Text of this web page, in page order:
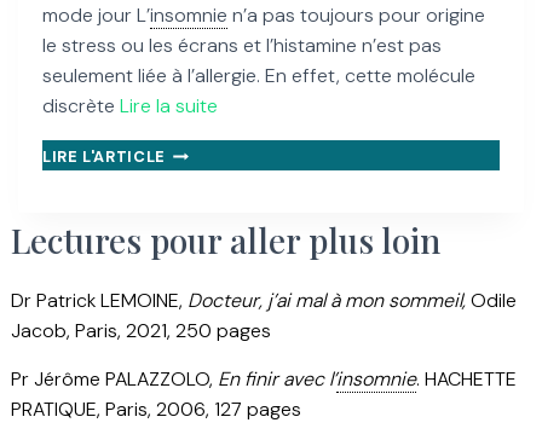
mode jour L’insomnie n’a pas toujours pour origine
le stress ou les écrans et l’histamine n’est pas
seulement liée à l’allergie. En effet, cette molécule
discrète Lire la suite
LIRE L'ARTICLE ENDORMISSEMENT
DIFFICILE,
NOCTURNES
:
EST
LE
LIEN
ENTRE
HISTAMINE
ET
Lectures pour aller plus loin
Dr Patrick LEMOINE, Docteur, j’ai mal à mon sommeil,Odile
Jacob, Paris, 2021, 250 pages
Pr Jérôme PALAZZOLO, En finir avec l’insomnie. HACHETTE
PRATIQUE, Paris, 2006, 127 pages